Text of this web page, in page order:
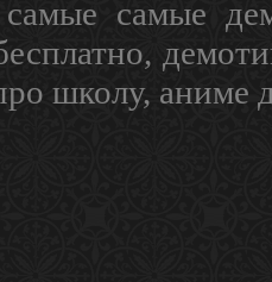
самые
школу, аниме